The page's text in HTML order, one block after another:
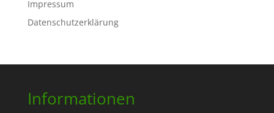
Impressum
Datenschutzerklärung
Informationen